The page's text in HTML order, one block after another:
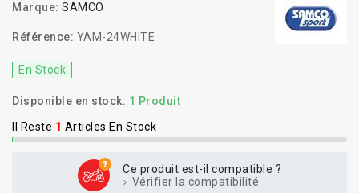
Marque: SAMCO
Référence: YAM-24WHITE
En Stock
Disponible en stock: 1 Produit
Il Reste 1 Articles En Stock
Ce produit est-il compatible ?
Vérifier la compatibilité